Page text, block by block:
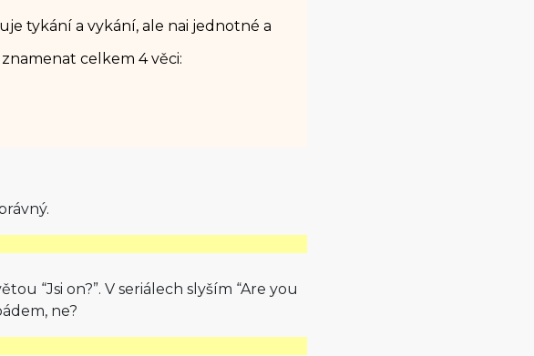
tykání a vykání, ale nai jednotné a
celkem 4 věci:
“Jsi on?”. V seriálech slyším “Are you
ne?